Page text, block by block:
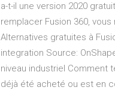
a-t-il une version 2020
remplacer Fusion 360,
Alternatives gratuites à
integration Source:
niveau industriel Comment
déjà été acheté ou est en